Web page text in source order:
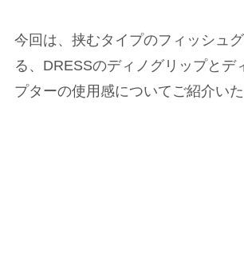
今回は、挟むタイプのフィッシュ
る、DRESSのディノグリップとデ
プターの使用感についてご紹介いた